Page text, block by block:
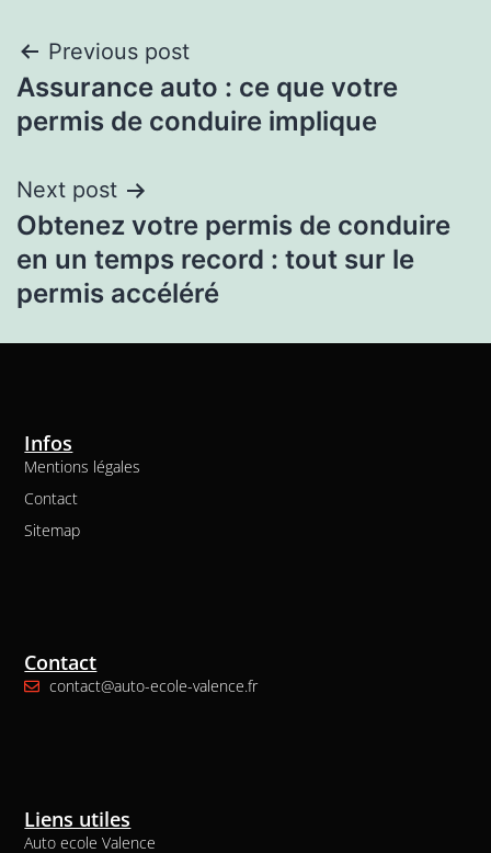
Previous post
Assurance auto : ce que votre
permis de conduire implique
Next post
Obtenez votre permis de conduire
en un temps record : tout sur le
permis accéléré
Infos
Mentions légales
Contact
Sitemap
Liens utiles
Auto ecole Valence
Contact
contact@auto-ecole-valence.fr